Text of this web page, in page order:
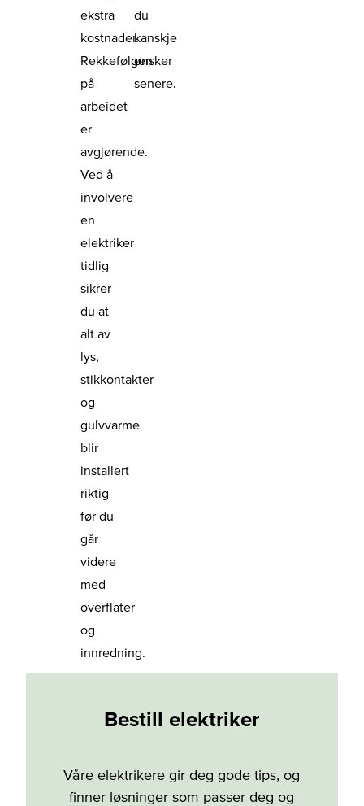
ekstra
kostnader.
Rekkefølgen
på
arbeidet
er
avgjørende.
Ved å
involvere
en
elektriker
tidlig
sikrer
du at
alt av
lys,
stikkontakter
og
gulvvarme
blir
installert
riktig
før du
går
videre
med
overflater
og
innredning.
du
kanskje
ønsker
senere.
Bestill elektriker
Våre elektrikere gir deg gode tips, og
finner løsninger som passer deg og